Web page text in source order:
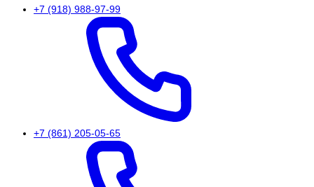
+7 (918) 988-97-99
+7 (861) 205-05-65